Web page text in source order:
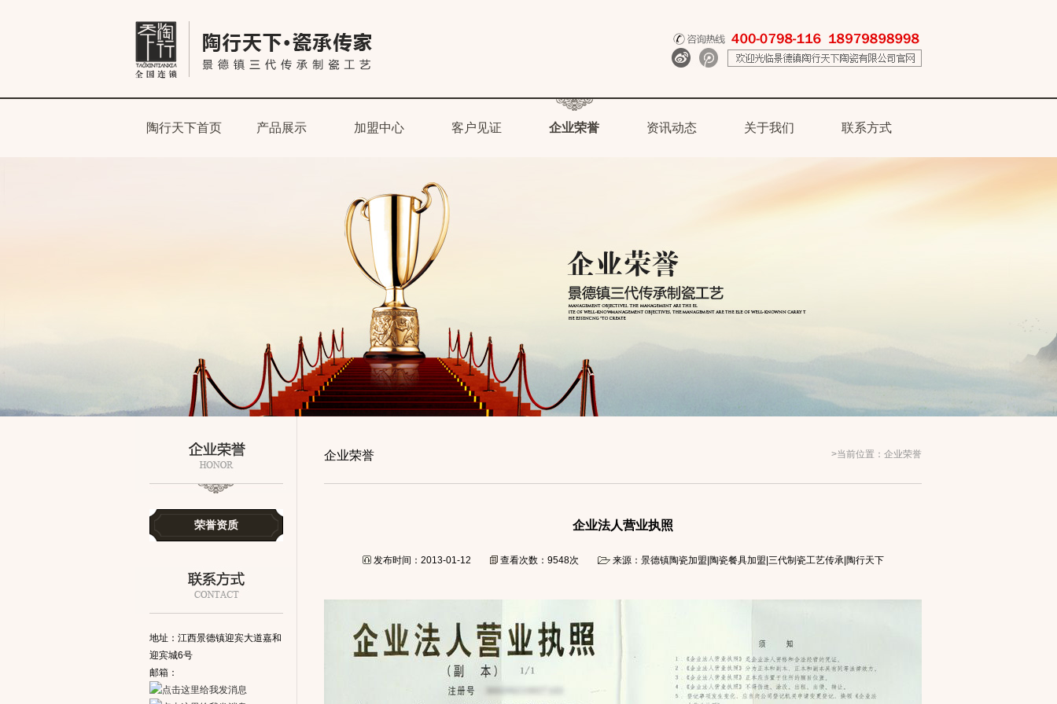
陶行天下首页 产品展示 加盟中心 客户见证 企业荣誉 资讯动态 关于我们 联系方式
荣誉资质
地址：江西景德镇迎宾大道嘉和
迎宾城6号
邮箱：
>当前位置：企业荣誉
企业荣誉
企业法人营业执照
发布时间：2013-01-12 查看次数：9548次 来源：景德镇陶瓷加盟|陶瓷餐具加盟|三代制瓷工艺传承|陶行天下